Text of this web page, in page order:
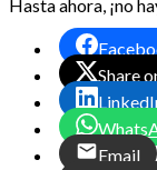
Hasta ahora, ¡no
Share
Email